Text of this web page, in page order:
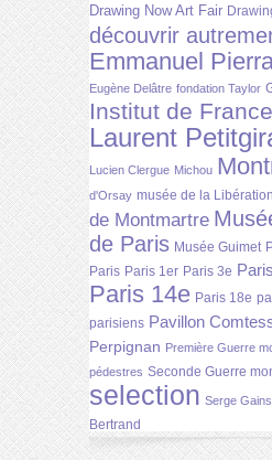
Drawing Now Art Fair
découvrir
Emmanuel
Eugène Delâtre fondation Taylor
Institut de France
Laurent
Lucien Clergue Michou
d'Orsay musée de la
de Montmartre
de Paris Musée Guimet
Paris Paris 1er Paris 3e
Paris 14e Paris 18e
parisiens Pavillon
Perpignan Première Guerre
pédestres Seconde Guerre
selection Serge
Bertrand